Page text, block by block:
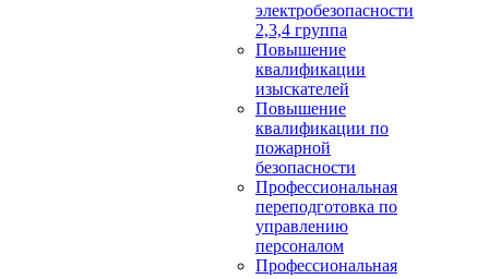
электробезопасности
2,3,4 группа
Повышение
квалификации
изыскателей
Повышение
квалификации по
пожарной
безопасности
Профессиональная
переподготовка по
управлению
персоналом
Профессиональная